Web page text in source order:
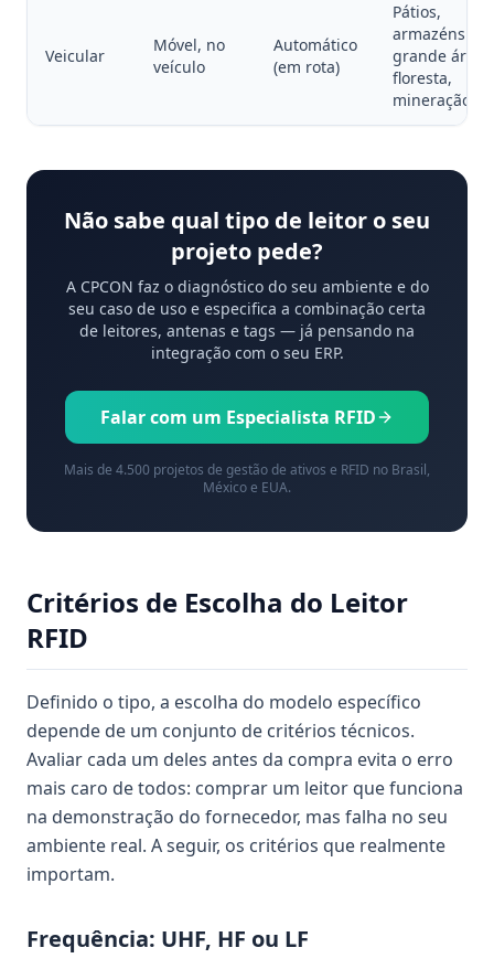
Veicular
Móvel, no
veículo
Automático
(em rota)
Pátios,
armazéns de
grande área,
floresta,
mineração
Não sabe qual tipo de leitor o seu
projeto pede?
A CPCON faz o diagnóstico do seu ambiente e do
seu caso de uso e especifica a combinação certa
de leitores, antenas e tags — já pensando na
integração com o seu ERP.
Falar com um Especialista RFID
Mais de 4.500 projetos de gestão de ativos e RFID no Brasil,
México e EUA.
Critérios de Escolha do Leitor
RFID
Definido o tipo, a escolha do modelo específico
depende de um conjunto de critérios técnicos.
Avaliar cada um deles antes da compra evita o erro
mais caro de todos: comprar um leitor que funciona
na demonstração do fornecedor, mas falha no seu
ambiente real. A seguir, os critérios que realmente
importam.
Frequência: UHF, HF ou LF